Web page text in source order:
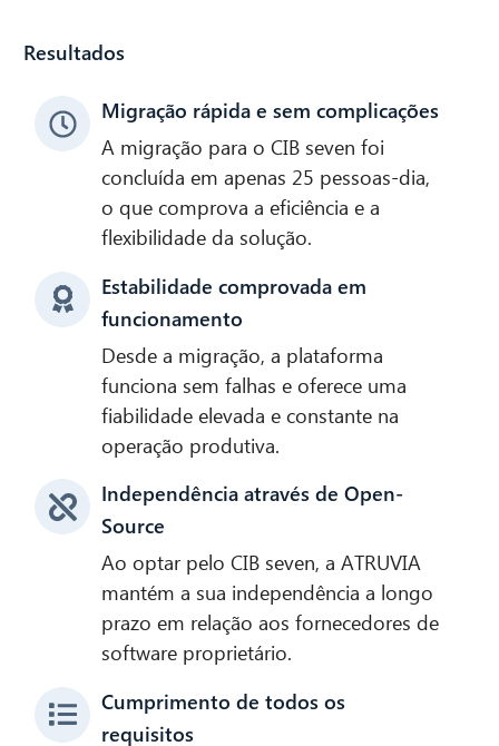
Resultados
Migração rápida e sem complicações
A migração para o CIB seven foi
concluída em apenas 25 pessoas-dia,
o que comprova a eficiência e a
flexibilidade da solução.
Estabilidade comprovada em
funcionamento
Desde a migração, a plataforma
funciona sem falhas e oferece uma
fiabilidade elevada e constante na
operação produtiva.
Independência através de Open-
Source
Ao optar pelo CIB seven, a ATRUVIA
mantém a sua independência a longo
prazo em relação aos fornecedores de
software proprietário.
Cumprimento de todos os
requisitos